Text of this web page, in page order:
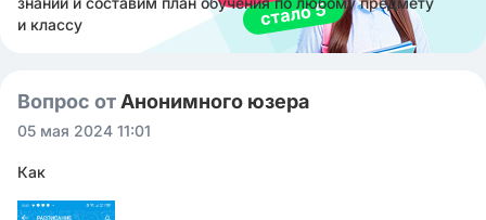
и классу
Вопрос от Анонимного юзера
05 мая 2024 11:01
Как